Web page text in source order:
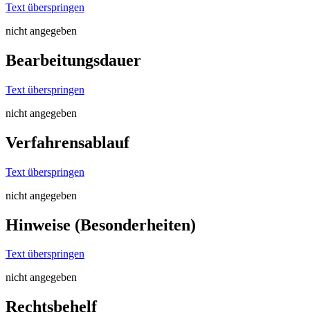
Text überspringen
nicht angegeben
Bearbeitungsdauer
Text überspringen
nicht angegeben
Verfahrensablauf
Text überspringen
nicht angegeben
Hinweise (Besonderheiten)
Text überspringen
nicht angegeben
Rechtsbehelf